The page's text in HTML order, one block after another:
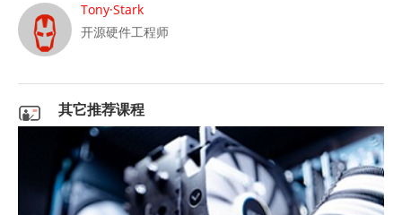
Tony·Stark
开源硬件工程师
其它推荐课程